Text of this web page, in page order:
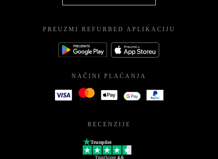
PREUZMI REFURBED APLIKACIJU
NAČINI PLAĆANJA
RECENZIJE
Trustpilot
TrustScore 4.6